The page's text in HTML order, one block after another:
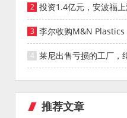
投资1.4亿元，安波福
能仓库
李尔收购M&N Plastics
统业务
莱尼出售亏损的工厂，
投资者
推荐文章